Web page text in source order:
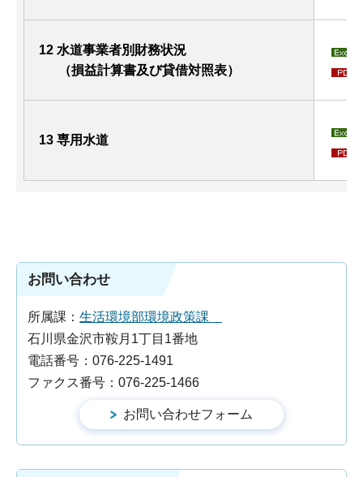
12 水道事業者別財務状況
（損益計算書及び貸借対照表）
13 専用水道
お問い合わせ
所属課： 生活環境部環境政策課
石川県金沢市鞍月1丁目1番地
電話番号：076-225-1491
ファクス番号：076-225-1466